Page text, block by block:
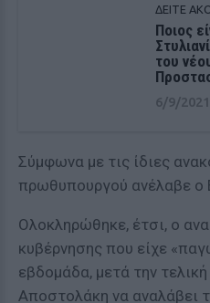
ΔΕΙΤΕ
Ποιος
του
6/9/2021
Σύμφωνα με τις ίδιες
πρωθυπουργού ανέλαβε ο
Ολοκληρώθηκε, έτσι, ο
κυβέρνησης που είχε
εβδομάδα, μετά την
Αποστολάκη να αναλάβει